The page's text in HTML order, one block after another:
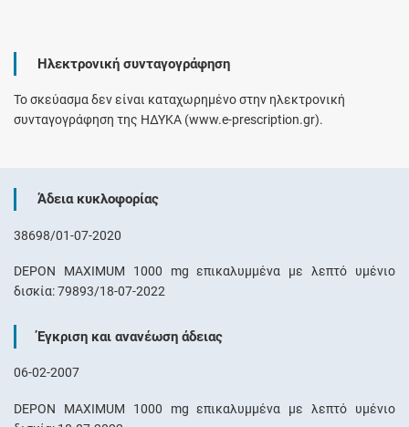
Ηλεκτρονική συνταγογράφηση
Το σκεύασμα δεν είναι καταχωρημένο στην ηλεκτρονική
συνταγογράφηση της ΗΔΥΚΑ (www.e-prescription.gr).
Άδεια κυκλοφορίας
38698/01-07-2020
DEPON MAXIMUM 1000 mg επικαλυμμένα με λεπτό υμένιο
δισκία: 79893/18-07-2022
Έγκριση και ανανέωση άδειας
06-02-2007
DEPON MAXIMUM 1000 mg επικαλυμμένα με λεπτό υμένιο